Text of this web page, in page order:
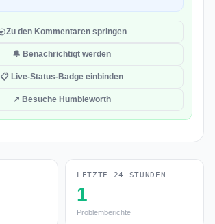
Zu den Kommentaren springen
🔔 Benachrichtigt werden
📋 Live-Status-Badge einbinden
↗ Besuche Humbleworth
LETZTE 24 STUNDEN
1
Problemberichte